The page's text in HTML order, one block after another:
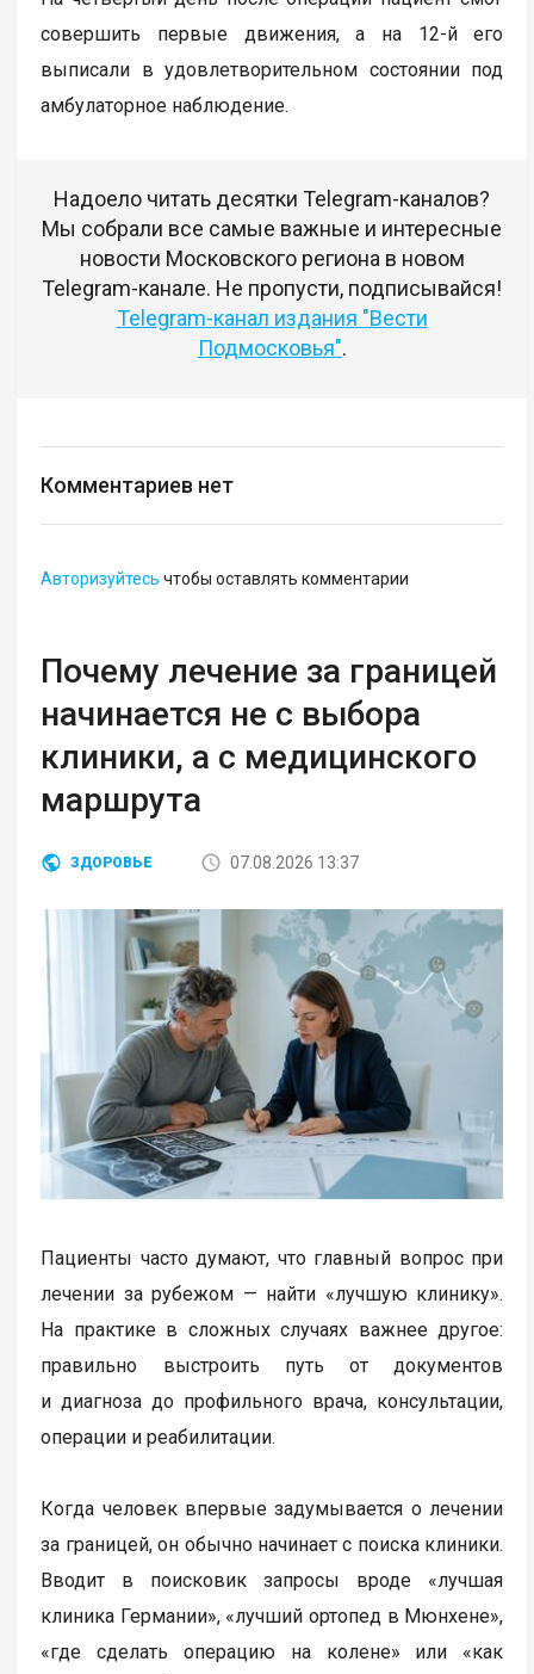
совершить первые движения, а на 12-й его
выписали в удовлетворительном состоянии под
амбулаторное наблюдение.
Надоело читать десятки Telegram-каналов?
Мы собрали все самые важные и интересные
новости Московского региона в новом
Telegram-канале. Не пропусти, подписывайся!
Telegram-канал издания "Вести
Подмосковья".
Комментариев нет
Авторизуйтесь чтобы оставлять комментарии
Почему лечение за границей
начинается не с выбора
клиники, а с медицинского
маршрута
ЗДОРОВЬЕ 07.08.2026 13:37
Пациенты часто думают, что главный вопрос при
лечении за рубежом — найти «лучшую клинику».
На практике в сложных случаях важнее другое:
правильно выстроить путь от документов
и диагноза до профильного врача, консультации,
операции и реабилитации.
Когда человек впервые задумывается о лечении
за границей, он обычно начинает с поиска клиники.
Вводит в поисковик запросы вроде «лучшая
клиника Германии», «лучший ортопед в Мюнхене»,
«где сделать операцию на колене» или «как